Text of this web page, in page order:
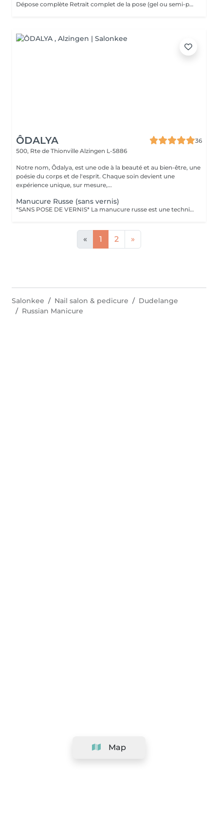
Dépose complète Retrait complet de la pose (gel ou semi-permanent) afin de retrouver vos ongles naturels, sans repose de produit. Cette prestation n'est pas réservable en ligne. Elle est réservée uniquement aux poses réalisées par mes soins. Je n'effectue pas de dépose sur des poses réalisées par une autre prothésiste ongulaire.
ÔDALYA
36
500, Rte de Thionville Alzingen L-5886
Notre nom, Ôdalya, est une ode à la beauté et au bien-être, une
poésie du corps et de l'esprit. Chaque soin devient une
expérience unique, sur mesure,...
Manucure Russe (sans vernis)
*SANS POSE DE VERNIS* La manucure russe est une technique de précision réalisée avec expertise pour sublimer le contour des ongles. Ce soin approfondi des cuticules est réalisé à l'aide d'embouts spécifiques pour une finition ultra nette. Tout notre matériel est à usage unique et/ou stérilisé pour garantir une hygiène irréprochable durant votre prestation.
« 1 2 »
Map
Salonkee Nail salon & pedicure
Dudelange
Russian Manicure